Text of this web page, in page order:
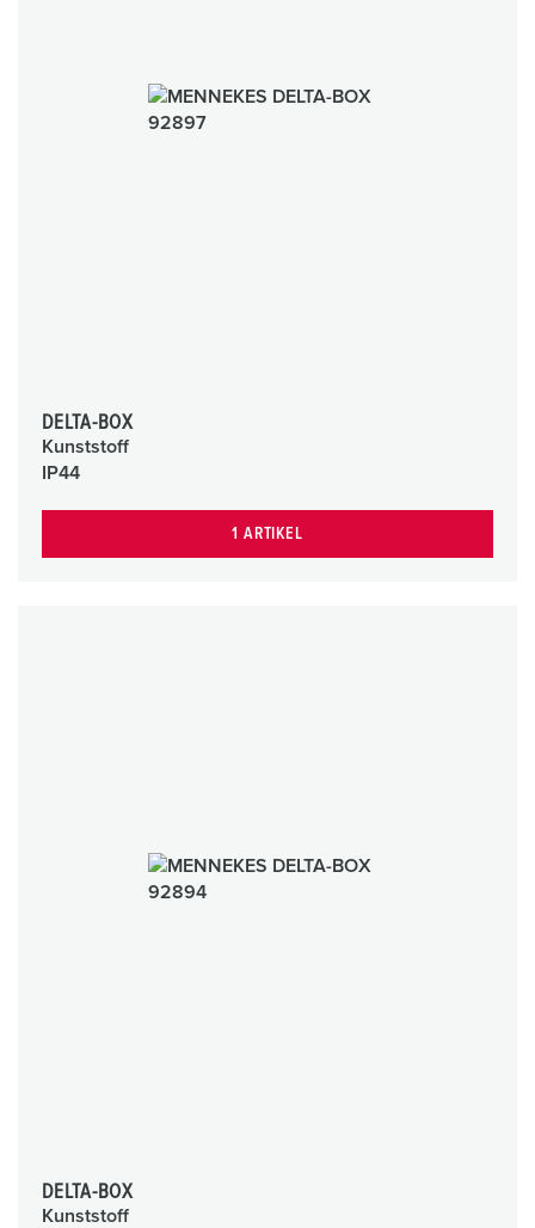
DELTA-BOX
Kunststoff
IP44
1 ARTIKEL
DELTA-BOX
Kunststoff